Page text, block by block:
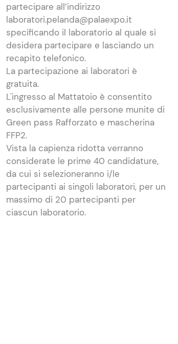
partecipare all’indirizzo
laboratori.pelanda@palaexpo.it
specificando il laboratorio al quale si
desidera partecipare e lasciando un
recapito telefonico.
La partecipazione ai laboratori è
gratuita.
L'ingresso al Mattatoio è consentito
esclusivamente alle persone munite di
Green pass Rafforzato e mascherina
FFP2.
Vista la capienza ridotta verranno
considerate le prime 40 candidature,
da cui si selezioneranno i/le
partecipanti ai singoli laboratori, per un
massimo di 20 partecipanti per
ciascun laboratorio.